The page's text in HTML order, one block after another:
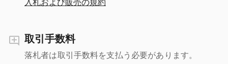
取引手数料
落札者は取引手数料を支払う必要があります。